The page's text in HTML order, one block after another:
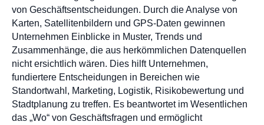
von Geschäftsentscheidungen. Durch die Analyse von
Karten, Satellitenbildern und GPS-Daten gewinnen
Unternehmen Einblicke in Muster, Trends und
Zusammenhänge, die aus herkömmlichen Datenquellen
nicht ersichtlich wären. Dies hilft Unternehmen,
fundiertere Entscheidungen in Bereichen wie
Standortwahl, Marketing, Logistik, Risikobewertung und
Stadtplanung zu treffen. Es beantwortet im Wesentlichen
das „Wo“ von Geschäftsfragen und ermöglicht